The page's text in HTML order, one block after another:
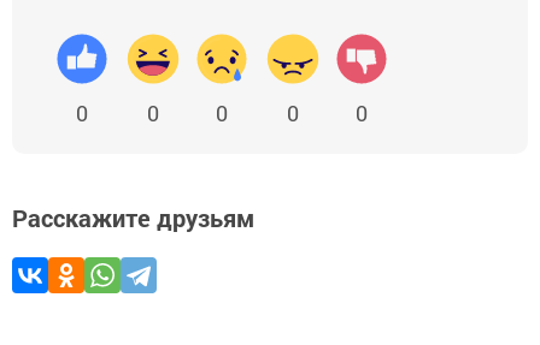
0 0 0 0 0
Расскажите друзьям